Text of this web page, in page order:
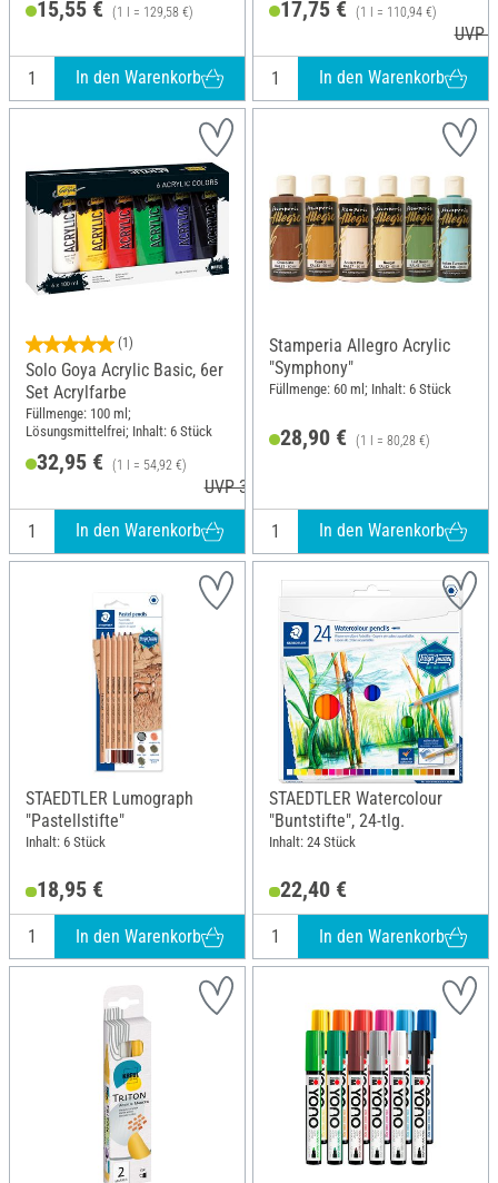
15,55 € (1 l = 129,58 €)
In den Warenkorb
17,75 € (1 l = 110,94 €)
UVP
In den Warenkorb
(1)
Solo Goya Acrylic Basic, 6er
Set Acrylfarbe
Füllmenge: 100 ml;
Lösungsmittelfrei; Inhalt: 6 Stück
32,95 € (1 l = 54,92 €)
UVP 33,79 €
In den Warenkorb
Stamperia Allegro Acrylic
"Symphony"
Füllmenge: 60 ml; Inhalt: 6 Stück
28,90 € (1 l = 80,28 €)
In den Warenkorb
STAEDTLER Lumograph
"Pastellstifte"
Inhalt: 6 Stück
18,95 €
In den Warenkorb
STAEDTLER Watercolour
"Buntstifte", 24-tlg.
Inhalt: 24 Stück
22,40 €
In den Warenkorb